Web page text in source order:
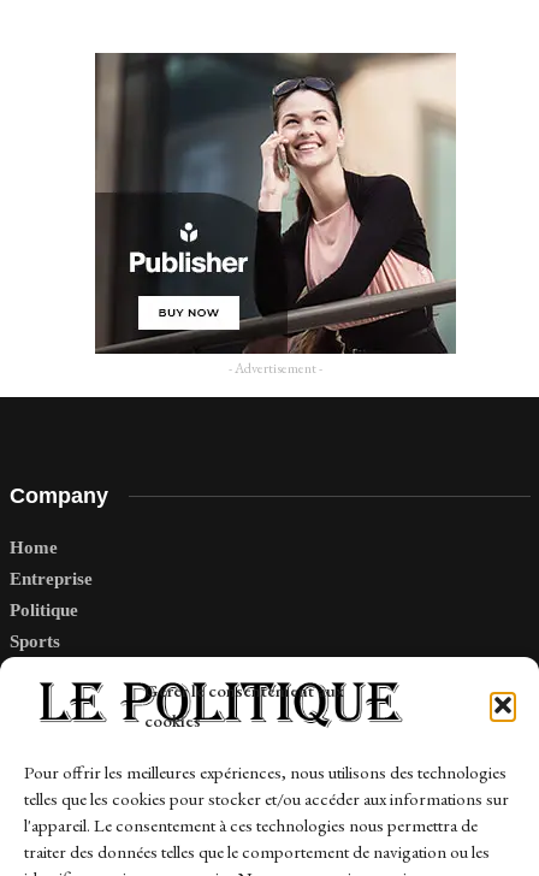
Gérer le consentement aux
cookies
Pour offrir les meilleures expériences, nous utilisons des technologies
telles que les cookies pour stocker et/ou accéder aux informations sur
l'appareil. Le consentement à ces technologies nous permettra de
traiter des données telles que le comportement de navigation ou les
- Advertisement -
Company
Home
Entreprise
Politique
Sports
Links
Contact